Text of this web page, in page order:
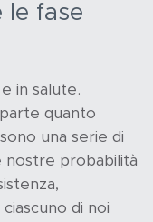
le fase
in salute.
quanto
una serie di
nostre probabilità
di noi